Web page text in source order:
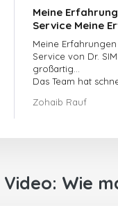
Meine
Service Meine
mit dem Service
doctorSIM
Meine
Service von Dr.
großartig...
Das Team hat
umgehend
Zohaib Rauf
Video: Wie